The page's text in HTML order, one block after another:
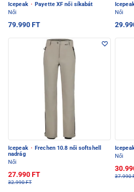
Icepeak · Payette XF női síkabát
Női
79.990 FT
Női
Icepeak · Frechen 10.8 női softshell
nadrág
Női
27.990 FT
32.990 FT
Női
37.990